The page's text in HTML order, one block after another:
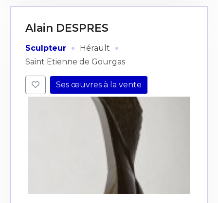
Alain DESPRES
Sculpteur · Hérault ·
Saint Etienne de Gourgas
Ses œuvres à la vente